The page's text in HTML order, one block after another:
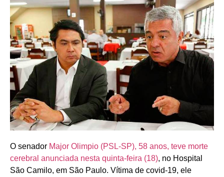
O senador Major Olimpio (PSL-SP), 58 anos, teve morte
cerebral anunciada nesta quinta-feira (18), no Hospital
São Camilo, em São Paulo. Vítima de covid-19, ele